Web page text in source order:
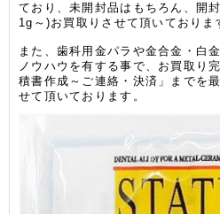
ており、未開封品はもちろん、開
1g～)お買取りさせて頂いておりま
また、歯科用金パラや金合金・白
ノウハウを有する事で、お買取り
積書作成～ご連絡・決済」までを
せて頂いております。